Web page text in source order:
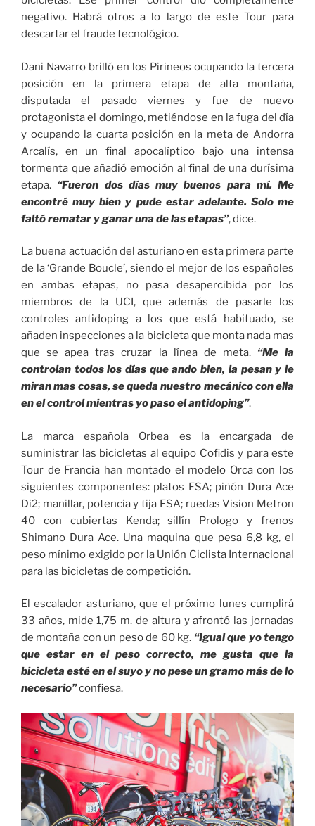
negativo. Habrá otros a lo largo de este Tour para
descartar el fraude tecnológico.
Dani Navarro brilló en los Pirineos ocupando la tercera
posición en la primera etapa de alta montaña,
disputada el pasado viernes y fue de nuevo
protagonista el domingo, metiéndose en la fuga del día
y ocupando la cuarta posición en la meta de Andorra
Arcalís, en un final apocalíptico bajo una intensa
tormenta que añadió emoción al final de una durísima
etapa. “Fueron dos días muy buenos para mí. Me
encontré muy bien y pude estar adelante. Solo me
faltó rematar y ganar una de las etapas”, dice.
La buena actuación del asturiano en esta primera parte
de la ‘Grande Boucle’, siendo el mejor de los españoles
en ambas etapas, no pasa desapercibida por los
miembros de la UCI, que además de pasarle los
controles antidoping a los que está habituado, se
añaden inspecciones a la bicicleta que monta nada mas
que se apea tras cruzar la línea de meta. “Me la
controlan todos los días que ando bien, la pesan y le
miran mas cosas, se queda nuestro mecánico con ella
en el control mientras yo paso el antidoping”.
La marca española Orbea es la encargada de
suministrar las bicicletas al equipo Cofidis y para este
Tour de Francia han montado el modelo Orca con los
siguientes componentes: platos FSA; piñón Dura Ace
Di2; manillar, potencia y tija FSA; ruedas Vision Metron
40 con cubiertas Kenda; sillín Prologo y frenos
Shimano Dura Ace. Una maquina que pesa 6,8 kg, el
peso mínimo exigido por la Unión Ciclista Internacional
para las bicicletas de competición.
El escalador asturiano, que el próximo lunes cumplirá
33 años, mide 1,75 m. de altura y afrontó las jornadas
de montaña con un peso de 60 kg. “Igual que yo tengo
que estar en el peso correcto, me gusta que la
bicicleta esté en el suyo y no pese un gramo más de lo
necesario”confiesa.